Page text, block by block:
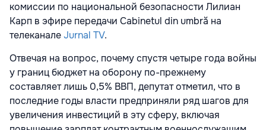
комиссии по национальной безопасности Лилиан
Карп в эфире передачи Cabinetul din umbră на
телеканалеJurnal TV.
Отвечая на вопрос, почему спустя четыре года войны
у границ бюджет на оборону по-прежнему
составляет лишь 0,5% ВВП, депутат отметил, что в
последние годы власти предприняли ряд шагов для
увеличения инвестиций в эту сферу, включая